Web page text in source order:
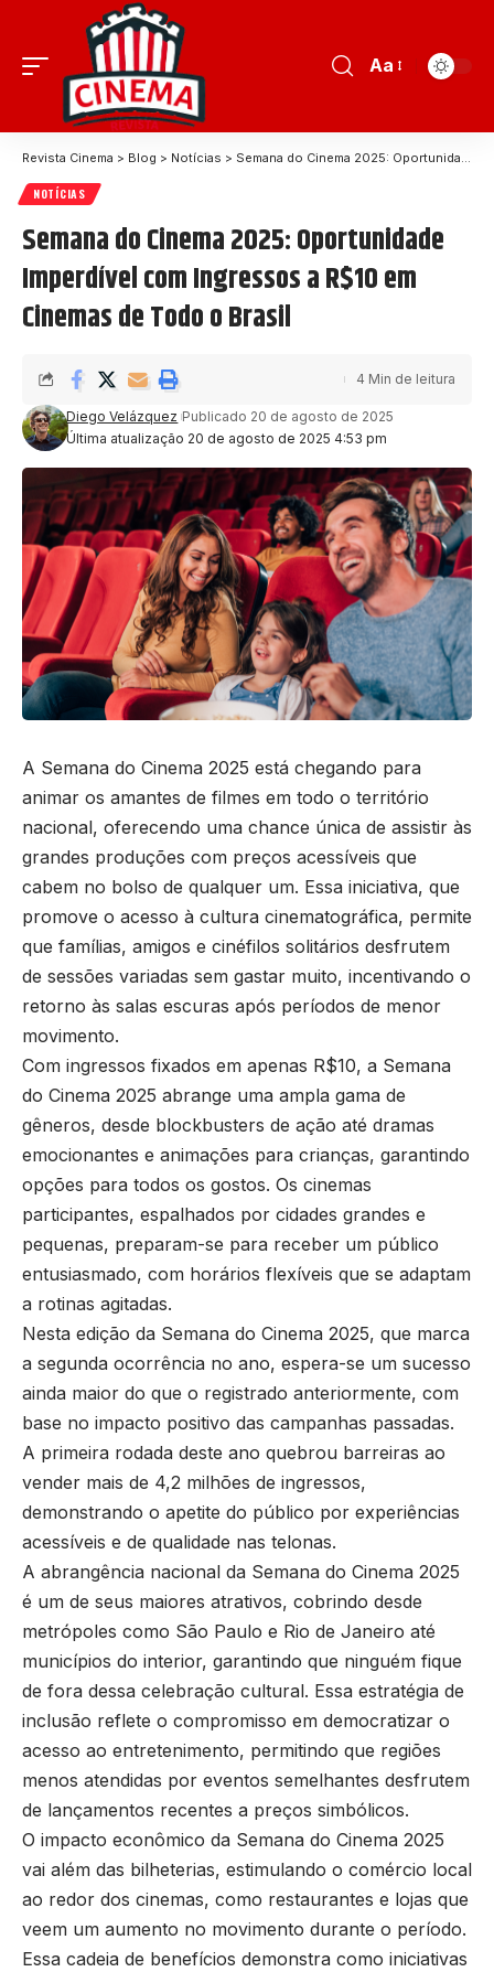
Aa
Revista Cinema > Blog > Notícias > Semana do Cinema 2025: Oportunidade Imperdível com Ingressos a R$10 em Cinemas de Todo o Brasil
NOTÍCIAS
Semana do Cinema 2025: Oportunidade
Imperdível com Ingressos a R$10 em
Cinemas de Todo o Brasil
Última atualização 20 de agosto de 2025 4:53 pm
Diego Velázquez Publicado 20 de agosto de 2025
4 Min de leitura
A Semana do Cinema 2025 está chegando para
animar os amantes de filmes em todo o território
nacional, oferecendo uma chance única de assistir às
grandes produções com preços acessíveis que
cabem no bolso de qualquer um. Essa iniciativa, que
promove o acesso à cultura cinematográfica, permite
que famílias, amigos e cinéfilos solitários desfrutem
de sessões variadas sem gastar muito, incentivando o
retorno às salas escuras após períodos de menor
movimento.
Com ingressos fixados em apenas R$10, a Semana
do Cinema 2025 abrange uma ampla gama de
gêneros, desde blockbusters de ação até dramas
emocionantes e animações para crianças, garantindo
opções para todos os gostos. Os cinemas
participantes, espalhados por cidades grandes e
pequenas, preparam-se para receber um público
entusiasmado, com horários flexíveis que se adaptam
a rotinas agitadas.
Nesta edição da Semana do Cinema 2025, que marca
a segunda ocorrência no ano, espera-se um sucesso
ainda maior do que o registrado anteriormente, com
base no impacto positivo das campanhas passadas.
A primeira rodada deste ano quebrou barreiras ao
vender mais de 4,2 milhões de ingressos,
demonstrando o apetite do público por experiências
acessíveis e de qualidade nas telonas.
A abrangência nacional da Semana do Cinema 2025
é um de seus maiores atrativos, cobrindo desde
metrópoles como São Paulo e Rio de Janeiro até
municípios do interior, garantindo que ninguém fique
de fora dessa celebração cultural. Essa estratégia de
inclusão reflete o compromisso em democratizar o
acesso ao entretenimento, permitindo que regiões
menos atendidas por eventos semelhantes desfrutem
de lançamentos recentes a preços simbólicos.
O impacto econômico da Semana do Cinema 2025
vai além das bilheterias, estimulando o comércio local
ao redor dos cinemas, como restaurantes e lojas que
veem um aumento no movimento durante o período.
Essa cadeia de benefícios demonstra como iniciativas